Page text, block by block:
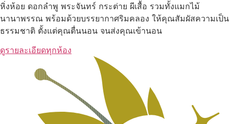
หิ่งห้อย ดอกลำพู พระจันทร์ กระต่าย ผีเสื้อ รวมทั้งแมกไม้
นานาพรรณ พร้อมด้วยบรรยากาศริมคลอง ให้คุณสัมผัสความเป็น
ธรรมชาติ ตั้งแต่คุณตื่นนอน จนส่งคุณเข้านอน
ดูรายละเอียดทุกห้อง